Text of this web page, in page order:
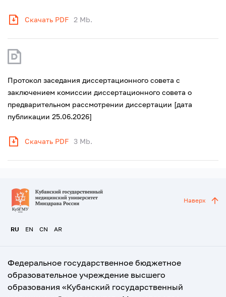
Скачать PDF 2 Mb.
Протокол заседания диссертационного совета с
заключением комиссии диссертационного совета о
предварительном рассмотрении диссертации [дата
публикации 25.06.2026]
Скачать PDF 3 Mb.
RU EN CN AR
Наверх
Федеральное государственное бюджетное
образовательное учреждение высшего
образования «Кубанский государственный